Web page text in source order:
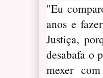
"Eu
anos e
Justiça,
desabafa o
mexer